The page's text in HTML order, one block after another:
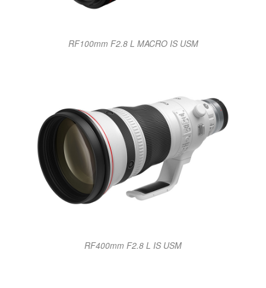
RF100mm F2.8 L MACRO IS USM
RF400mm F2.8 L IS USM